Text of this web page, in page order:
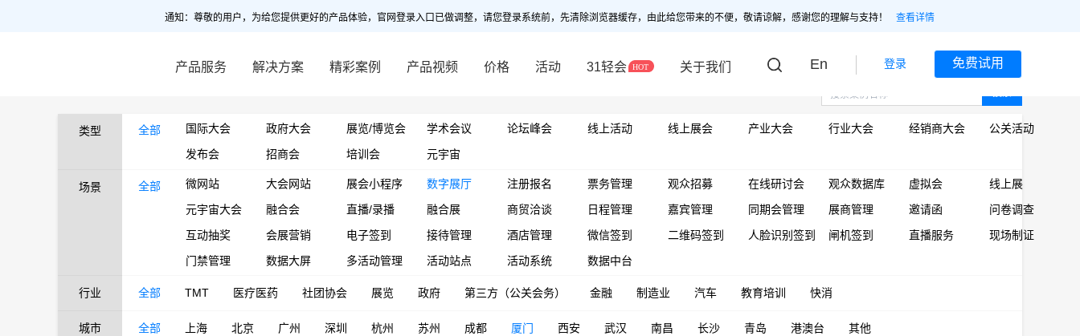
通知：尊敬的用户，为给您提供更好的产品体验，官网登录入口已做调整，请您登录系统前，先清除浏览器缓存，由此给您带来的不便，敬请谅解，感谢您的理解与支持！ 查看详情
产品服务 解决方案 精彩案例 产品视频 价格 活动 31轻会 关于我们 En 登录 免费试用
类型 全部 国际大会 政府大会 展览/博览会 学术会议 论坛峰会 线上活动 线上展会 产业大会 行业大会 经销商大会
公关活动
发布会
招商会 培训会 元宇宙
场景 全部 微网站 大会网站 展会小程序 数字展厅 注册报名 票务管理 观众招募 在线研讨会 观众数据库 虚拟会
线上展
元宇宙大会
融合会 直播/录播 融合展 商贸洽谈 日程管理 嘉宾管理 同期会管理 展商管理 邀请函
问卷调查
互动抽奖
会展营销 电子签到 接待管理 酒店管理 微信签到 二维码签到 人脸识别签到 闸机签到 直播服务
现场制证
门禁管理
数据大屏 多活动管理 活动站点 活动系统 数据中台
行业 全部 TMT 医疗医药 社团协会 展览 政府 第三方（公关会务） 金融 制造业 汽车 教育培训 快消
城市 全部 上海 北京 广州 深圳 杭州 苏州 成都 厦门 西安 武汉 南昌 长沙 青岛 港澳台 其他